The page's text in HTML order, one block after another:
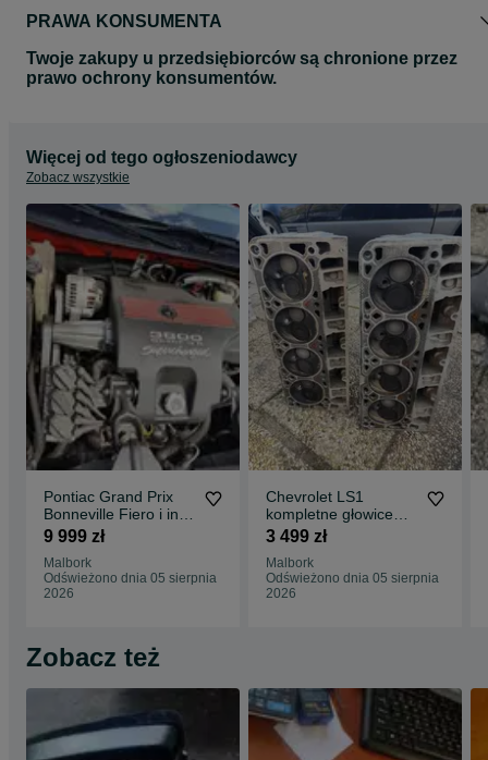
PRAWA KONSUMENTA
Twoje zakupy u przedsiębiorców są chronione przez
prawo ochrony konsumentów.
Więcej od tego ogłoszeniodawcy
Zobacz wszystkie
Pontiac Grand Prix
Bonneville Fiero i inne
GM kompletny silnik
9 999 zł
Malbork
Odświeżono dnia 05 sierpnia
2026
Chevrolet LS1
kompletne głowice
para
3 499 zł
Malbork
Odświeżono dnia 05 sierpnia
2026
Zobacz też